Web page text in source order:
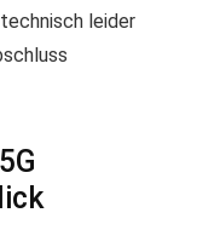
leider